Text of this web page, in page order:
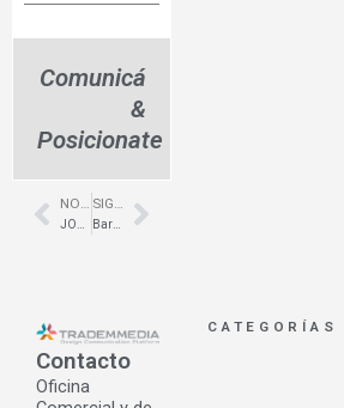
Comunicá
&
Posicionate
Prev
NOTA ANTERIOR SIGUIENTE NOTA Next
Contacto
Oficina
CATEGORÍAS